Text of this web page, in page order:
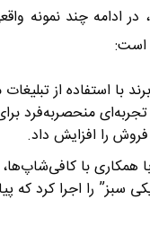
در ادامه چند نمونه
است:
با استفاده از
منحصربه‌فرد
را افزایش داد.
همکاری با
سبز” را اجرا کرد که